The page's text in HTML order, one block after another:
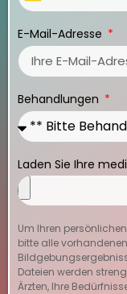
E-Mail-Adresse
Behandlungen
Laden Sie Ihre
Um Ihren
bitte alle
Dateien werden
Ärzten, Ihre